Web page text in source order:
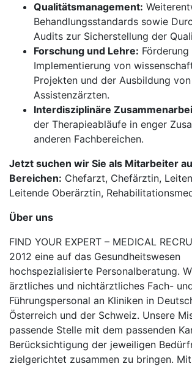
Qualitätsmanagement:
Behandlungsstandards sowie
Audits zur Sicherstellung der
Forschung und Lehre: Förderung
Implementierung von
Projekten und der Ausbildung von
Assistenzärzten.
Interdisziplinäre
der Therapieabläufe in enger
anderen Fachbereichen.
Jetzt suchen wir Sie als Mitarbeiter
Bereichen: Chefarzt, Chefärztin,
Leitende Oberärztin,
Über uns
FIND YOUR EXPERT – MEDICAL
2012 eine auf das Gesundheitswesen
hochspezialisierte Personalberatung.
ärztliches und nichtärztliches Fach-
Führungspersonal an Kliniken in
Österreich und der Schweiz. Unsere
passende Stelle mit dem passenden
Berücksichtigung der jeweiligen
zielgerichtet zusammen zu bringen.